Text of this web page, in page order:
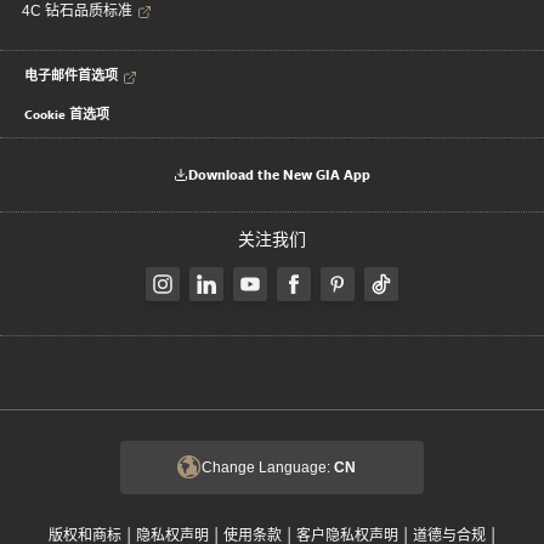
4C 钻石品质标准
电子邮件首选项
Cookie 首选项
Download the New GIA App
关注我们
Change Language: CN
版权和商标 | 隐私权声明 | 使用条款 | 客户隐私权声明 | 道德与合规 |